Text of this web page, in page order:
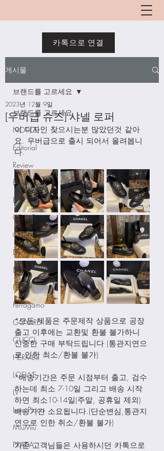
카톡으로 연결
게시물
브랜드를 고르세요
NOTICE
Editorial
Review
Balenciaga
BOTTEGA VENETA
CELINE
CHANEL
DELVAUX
DIOR
FENDI
Ferragamo
GOYARD
GUCCI
HERMES
LOEWE
LV
Loro Piana
MiuMiu
PRADA
브랜드를 고르세요
[우버급 슈즈] 샤넬 로퍼
2023년 12월 9일
이 디자인 찾으시는분 많았던것 같아
요. 우버급으로 출시 되어서 올려봅니
다.
*모든 제품은 주문제작 상품으로 공장
출고 이후에는 교환및 환불 불가하니
신중한 구매 부탁드립니다 (통관지연으
로 인한 최소/환불 불가)
*배송기간은 주문 시점부터 출고, 검수
하는데 최소 7-10일 그리고 배송 시작
하면 최소10-14일(주말, 공휴일 제외)
배송기간 소요됩니다.(단순변심,통관지
연으로 인한 취소/환불 불가)
기존 고객님들은 사용하시던 카톡으로